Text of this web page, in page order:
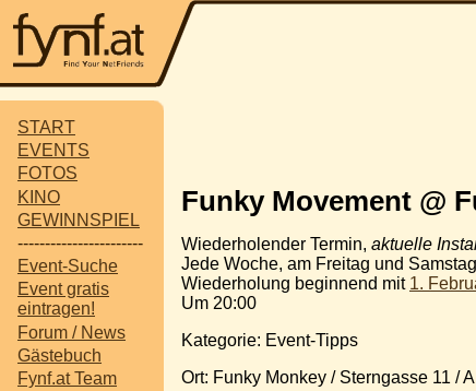
START
EVENTS
FOTOS
KINO
GEWINNSPIEL
-----------------------
Event-Suche
Event gratis
eintragen!
Forum / News
Gästebuch
Fynf.at Team
Funky Movement @
Wiederholender Termin, aktuelle
Jede Woche, am Freitag und Samstag
Wiederholung beginnend mit 1.
Um 20:00
Kategorie: Event-Tipps
Ort: Funky Monkey / Sterngasse 11 /